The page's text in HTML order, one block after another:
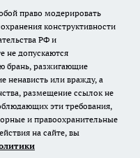
право модерировать
конструктивности
РФ и
не допускаются
брань, разжигающие
ненависть или вражду, а
размещение ссылок не
эти требования,
и правоохранительные
на сайте, вы